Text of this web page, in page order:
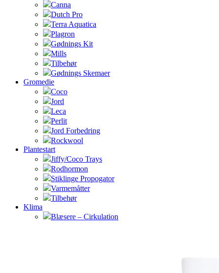
Canna
Dutch Pro
Terra Aquatica
Plagron
Gødnings Kit
Mills
Tilbehør
Gødnings Skemaer
Gromedie
Coco
Jord
Leca
Perlit
Jord Forbedring
Rockwool
Plantestart
Jiffy/Coco Trays
Rodhormon
Stiklinge Propogator
Varmemåtter
Tilbehør
Klima
Blæsere – Cirkulation